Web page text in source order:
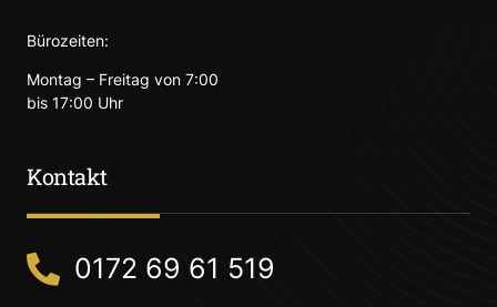
Bürozeiten:
Montag – Freitag von 7:00
bis 17:00 Uhr
Kontakt
0172 69 61 519